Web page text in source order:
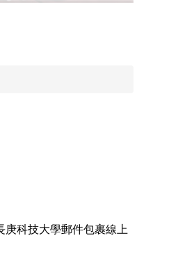
科技大學郵件包裹線上